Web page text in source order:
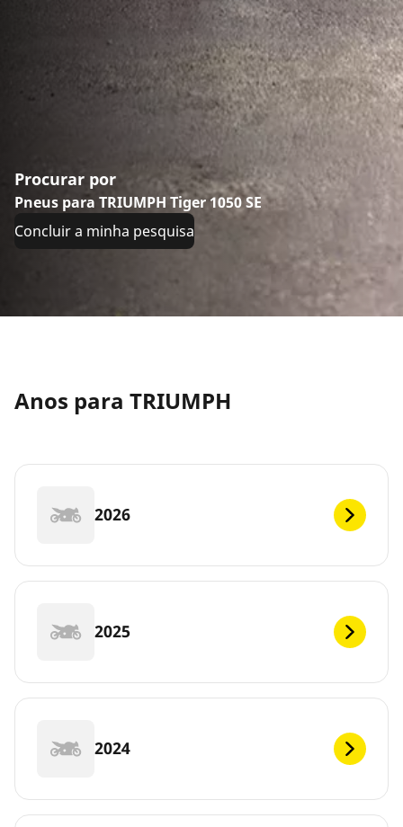
Procurar por
Pneus para TRIUMPH Tiger 1050 SE
Concluir a minha pesquisa
Anos para TRIUMPH
2026
2025
2024